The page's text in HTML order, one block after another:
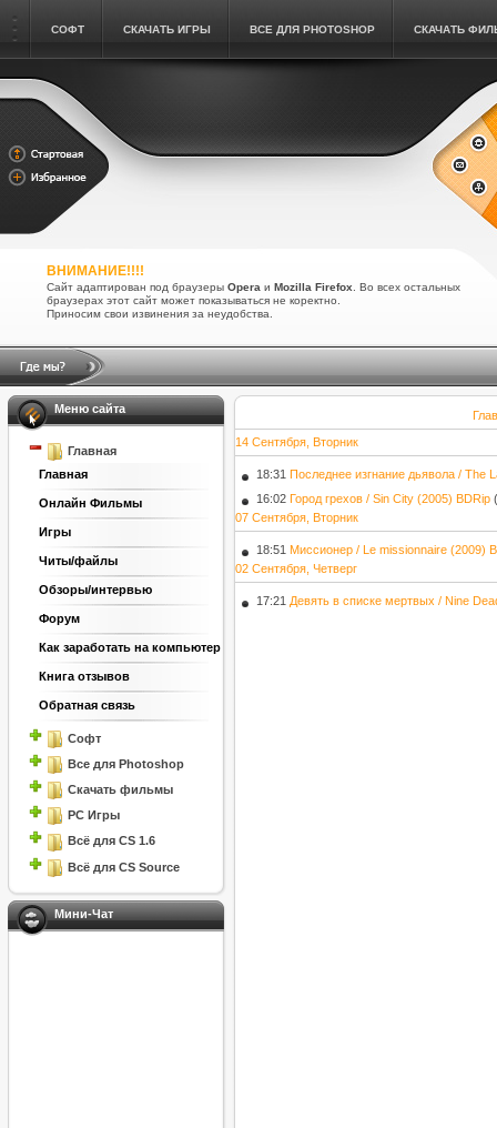
СОФТ СКАЧАТЬ ИГРЫ ВСЕ ДЛЯ PHOTOSHOP СКАЧАТЬ
ВНИМАНИЕ!!!!
Сайт адаптирован под браузеры Opera и Mozilla Firefox. Во всех остальных
браузерах этот сайт может показываться не коректно.
Приносим свои извинения за неудобства.
Меню сайта
Главная
Главная
Онлайн Фильмы
Игры
Читы/файлы
Обзоры/интервью
Форум
Как заработать на компьютер
Книга отзывов
Обратная связь
Софт
Все для Photoshop
Скачать фильмы
PC Игры
Всё для CS 1.6
Всё для CS Source
Мини-Чат
14 Сентября, Вторник
18:31 Последнее изгнание дьявола / The
16:02 Город грехов / Sin City (2005) BDRip
07 Сентября, Вторник
18:51 Миссионер / Le missionnaire (2009)
02 Сентября, Четверг
17:21 Девять в списке мертвых / Nine